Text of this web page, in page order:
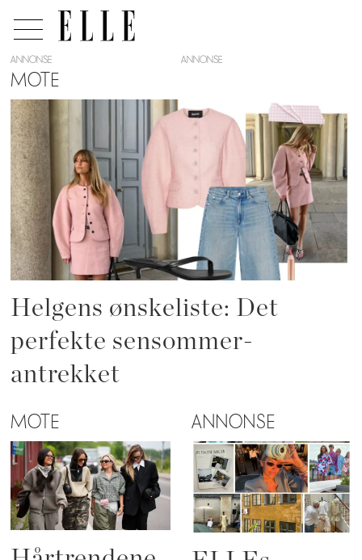
Tag:
mote
ANNONSE
MOTE
Helgens ønskeliste: Det
perfekte sensommer-
antrekket
MOTE ANNONSE